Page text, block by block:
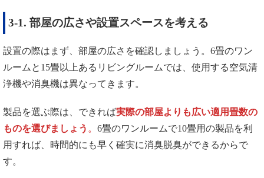
3-1. 部屋の広さや設置スペースを考える
設置の際はまず、部屋の広さを確認しましょう。6畳のワン
ルームと15畳以上あるリビングルームでは、使用する空気清
浄機や消臭機は異なってきます。
製品を選ぶ際は、できれば実際の部屋よりも広い適用畳数の
ものを選びましょう 。 6畳のワンルームで10畳用の製品を利
用すれば、時間的にも早く確実に消臭脱臭ができるからで
す。